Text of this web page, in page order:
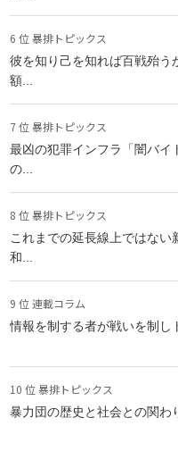
6 位 暴排トピックス
彼を知り己を知れば百戦殆う
額...
7 位 暴排トピックス
最凶の犯罪インフラ「闇バイ
の...
8 位 暴排トピックス
これまでの延長線上ではない
和...
9 位 連載コラム
情報を制する者が戦いを制し
10 位 暴排トピックス
暴力団の歴史と社会との関わ